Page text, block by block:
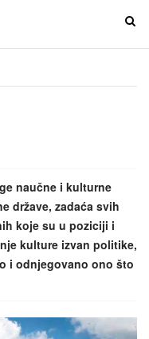
T
t
i
naučne i kulturne
države, zadaća svih
koje su u poziciji i
kulture izvan politike,
i odnjegovano ono što